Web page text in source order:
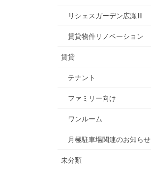
リシェスガーデン広瀬Ⅲ
賃貸物件リノベーション
賃貸
テナント
ファミリー向け
ワンルーム
月極駐車場関連のお知らせ
未分類